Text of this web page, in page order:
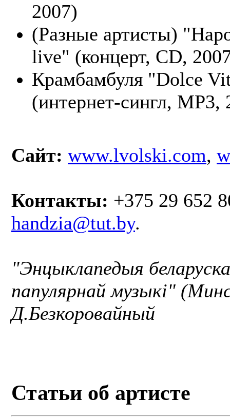
2007)
(Разные артисты)
live" (концерт, CD,
Крамбамбуля "Dolce
(интернет-сингл, MP3,
Сайт: www.lvolski.com,
Контакты: +375 29 652
handzia@tut.by.
"Энцыклапедыя
папулярнай музыкі"
Д.Безкоровайный
Статьи об артисте